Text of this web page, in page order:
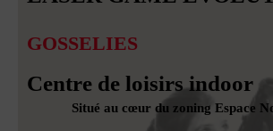
GOSSELIES
Centre de loisirs indoor
Situé au cœur du zoning Espace